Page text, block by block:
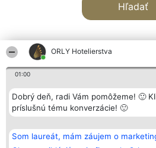
ORLY Hotelierstva
01:00
Dobrý deň, radi Vám pomôžeme! 🙂
príslušnú tému konverzácie! 🙂
Som laureát, mám záujem o
Hľadať
Organizátor hodnotenia
Bright Side Solutions sp. z o.
o. sp. k.
Wrocław 50-079
KRS 0000749100 | Regon
381313360 | NIP 8943132676
Hodnotenie
Laureáti
Lista
Laureatów
Podmienky
Obchodné